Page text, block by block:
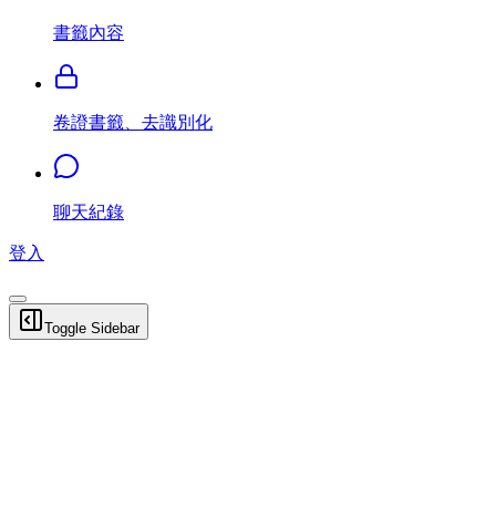
書籤內容
卷證書籤、去識別化
聊天紀錄
登入
Toggle Sidebar